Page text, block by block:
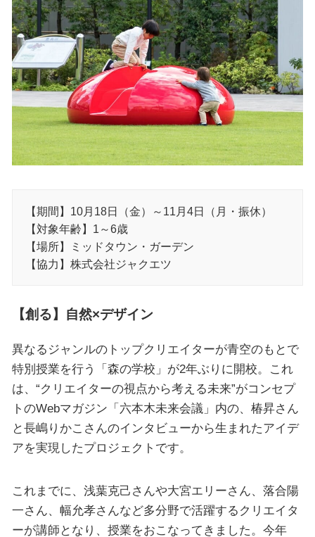
【期間】10月18日（金）～11月4日（月・振休）
【対象年齢】1～6歳
【場所】ミッドタウン・ガーデン
【協力】株式会社ジャクエツ
【創る】自然×デザイン
異なるジャンルのトップクリエイターが青空のもとで
特別授業を行う「森の学校」が2年ぶりに開校。これ
は、“クリエイターの視点から考える未来”がコンセプ
トのWebマガジン「六本木未来会議」内の、椿昇さん
と長嶋りかこさんのインタビューから生まれたアイデ
アを実現したプロジェクトです。
これまでに、浅葉克己さんや大宮エリーさん、落合陽
一さん、幅允孝さんなど多分野で活躍するクリエイタ
ーが講師となり、授業をおこなってきました。今年